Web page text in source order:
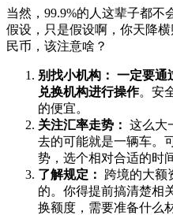
当然，99.9%的人这辈子都不
假设，只是假设啊，你天降
民币，该注意啥？
别找小机构： 一定要通
兑换机构进行操作。安
的便宜。
关注汇率走势： 这么大
去的可能就是一辆车。
势，选个相对合适的时
了解规定：
跨境的大额
的。你得提前搞清楚相
换额度，需要准备什么